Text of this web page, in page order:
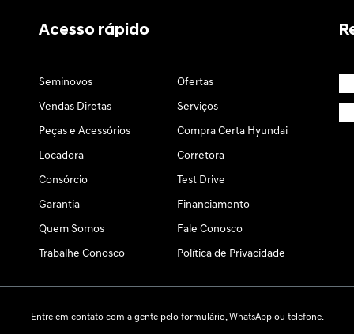
Acesso rápido
Seminovos Ofertas
Vendas Diretas Serviços
Peças e Acessórios Compra Certa Hyundai
Locadora Corretora
Consórcio Test Drive
Garantia Financiamento
Quem Somos Fale Conosco
Trabalhe Conosco Política de Privacidade
Entre em contato com a gente pelo formulário, WhatsApp ou telefone.